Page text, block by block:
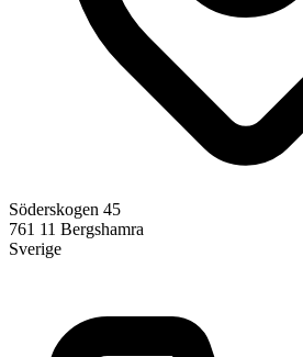
Söderskogen 45
761 11 Bergshamra
Sverige